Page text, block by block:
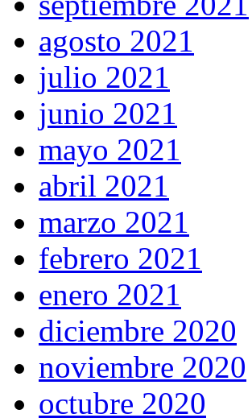
agosto 2021
julio 2021
junio 2021
mayo 2021
abril 2021
marzo 2021
febrero 2021
enero 2021
diciembre 2020
noviembre 2020
octubre 2020